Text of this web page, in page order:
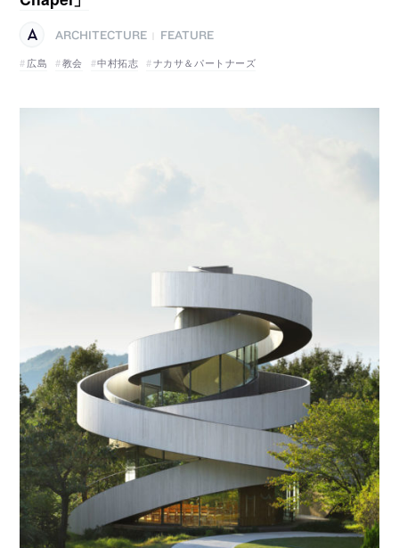
ARCHITECTURE
FEATURE
広島
教会 中村拓志 ナカサ＆パートナーズ